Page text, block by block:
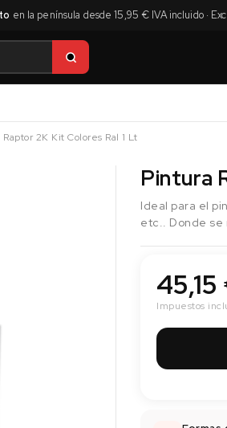
en la península desde 15,95 € IVA incluido ·
2K Kit Colores Ral 1 Lt
Pintura
Ideal para el
etc.. Donde se
Impuestos